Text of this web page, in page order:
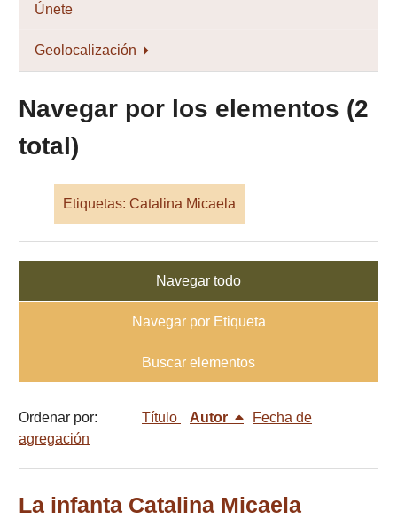
Únete
Geolocalización
Navegar por los elementos (2
total)
Etiquetas: Catalina Micaela
Navegar todo
Navegar por Etiqueta
Buscar elementos
Ordenar por: Título Autor
Fecha de
agregación
La infanta Catalina Micaela